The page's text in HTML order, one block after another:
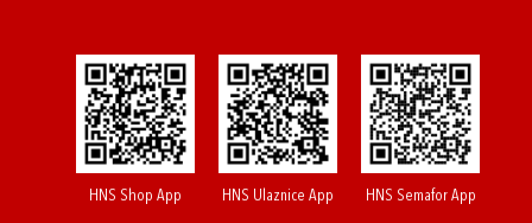
HNS Shop App HNS Ulaznice App HNS Semafor App